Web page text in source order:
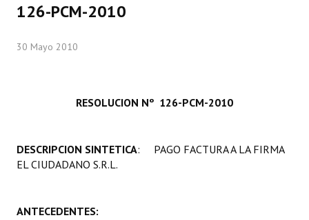
Comisiones Permanentes
Comisiones Especiales
Constitución Nacional
126-PCM-2010
30 Mayo 2010
RESOLUCION Nº 126-PCM-2010
DESCRIPCION SINTETICA: PAGO FACTURA A LA FIRMA
EL CIUDADANO S.R.L.
ANTECEDENTES: